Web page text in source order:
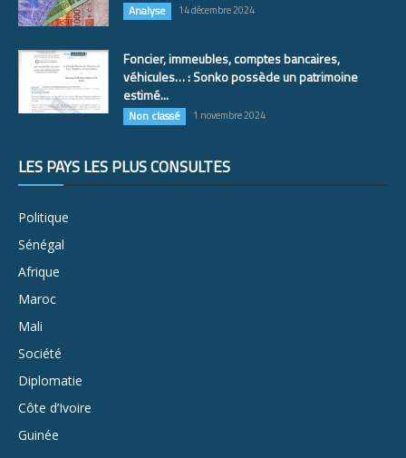
Analyse 14 décembre 2024
Foncier, immeubles, comptes bancaires,
véhicules… : Sonko possède un patrimoine
estimé...
Non classé 1 novembre 2024
LES PAYS LES PLUS CONSULTÉS
Politique
Sénégal
Afrique
Maroc
Mali
Société
Diplomatie
Côte d’Ivoire
Guinée